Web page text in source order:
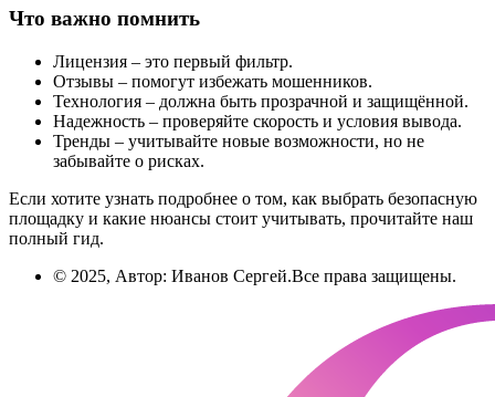
Что важно помнить
Лицензия – это первый фильтр.
Отзывы – помогут избежать мошенников.
Технология – должна быть прозрачной и защищённой.
Надежность – проверяйте скорость и условия вывода.
Тренды – учитывайте новые возможности, но не
забывайте о рисках.
Если хотите узнать подробнее о том, как выбрать безопасную
площадку и какие нюансы стоит учитывать, прочитайте наш
полный гид.
© 2025, Автор: Иванов Сергей.Все права защищены.